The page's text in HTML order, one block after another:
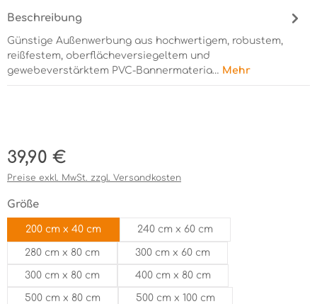
Beschreibung
Günstige Außenwerbung aus hochwertigem, robustem,
reißfestem, oberflächeversiegeltem und
gewebeverstärktem PVC-Bannermateria… Mehr
Regulärer Preis:
39,90 €
Preise exkl. MwSt. zzgl. Versandkosten
Größeauswählen
200 cm x 40 cm 240 cm x 60 cm
280 cm x 80 cm 300 cm x 60 cm
300 cm x 80 cm 400 cm x 80 cm
500 cm x 80 cm 500 cm x 100 cm